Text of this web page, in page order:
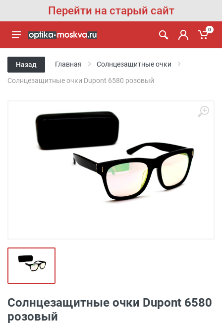
Перейти на старый сайт
0
Назад Главная Солнцезащитные очки
Солнцезащитные очки Dupont 6580 розовый
Солнцезащитные очки Dupont 6580
розовый